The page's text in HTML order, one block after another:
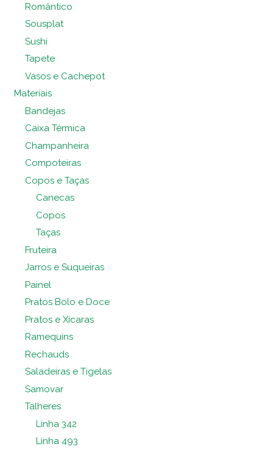
Romântico
Sousplat
Sushi
Tapete
Vasos e Cachepot
Materiais
Bandejas
Caixa Térmica
Champanheira
Compoteiras
Copos e Taças
Canecas
Copos
Taças
Fruteira
Jarros e Suqueiras
Painel
Pratos Bolo e Doce
Pratos e Xícaras
Ramequins
Rechauds
Saladeiras e Tigelas
Samovar
Talheres
Linha 342
Linha 493